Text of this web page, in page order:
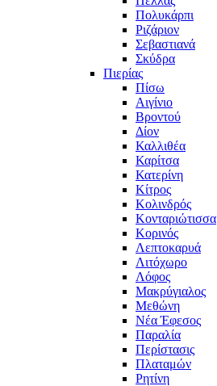
Πολυκάρπι
Ριζάριον
Σεβαστιανά
Σκύδρα
Πιερίας
Πίσω
Αιγίνιο
Βροντού
Δίον
Καλλιθέα
Καρίτσα
Κατερίνη
Κίτρος
Κολινδρός
Κονταριώτισσα
Κορινός
Λεπτοκαρυά
Λιτόχωρο
Λόφος
Μακρύγιαλος
Μεθώνη
Νέα Έφεσος
Παραλία
Περίστασις
Πλαταμών
Ρητίνη